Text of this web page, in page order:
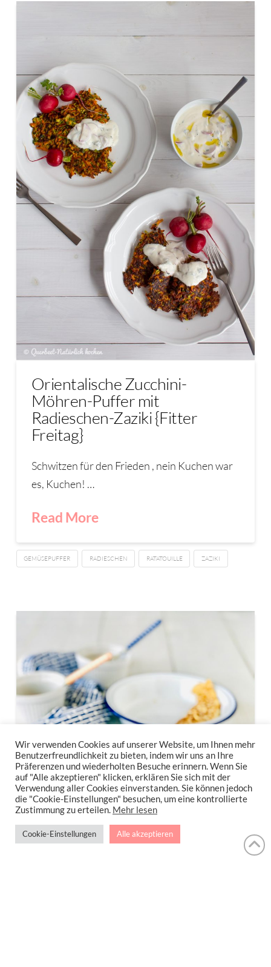
Orientalische Zucchini-
Möhren-Puffer mit
Radieschen-Zaziki {Fitter
Freitag}
Schwitzen für den Frieden , nein Kuchen war
es, Kuchen! …
Read More
GEMÜSEPUFFER RADIESCHEN RATATOUILLE ZAZIKI
Wir verwenden Cookies auf unserer Website, um Ihnen mehr
Benutzerfreundlichkeit zu bieten, indem wir uns an Ihre
Präferenzen und wiederholten Besuche erinnern. Wenn Sie
auf "Alle akzeptieren" klicken, erklären Sie sich mit der
Verwendung aller Cookies einverstanden. Sie können jedoch
die "Cookie-Einstellungen" besuchen, um eine kontrollierte
Zustimmung zu erteilen. Mehr lesen
Cookie-Einstellungen Alle akzeptieren